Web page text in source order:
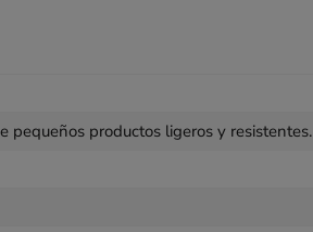
pequeños productos ligeros y resistentes.